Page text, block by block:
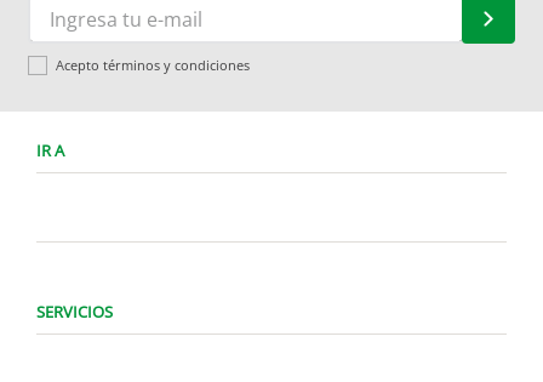
Acepto términos y condiciones
IR A
SERVICIOS